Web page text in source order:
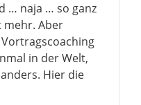
… naja … so ganz
mehr. Aber
in der Welt,
Hier die